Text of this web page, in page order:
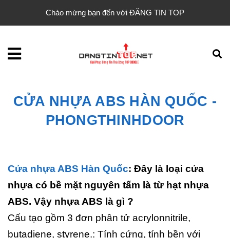
Chào mừng bạn đến với ĐĂNG TIN TOP
CỬA NHỰA ABS HÀN QUỐC -
PHONGTHINHDOOR
Cửa nhựa ABS Hàn Quốc: Đây là loại cửa
nhựa có bề mặt nguyên tấm là từ hạt nhựa
ABS. Vậy nhựa ABS là gì ?
Cấu tạo gồm 3 đơn phân tử acrylonnitrile,
butadiene, styrene.: Tính cứng, tính bền với